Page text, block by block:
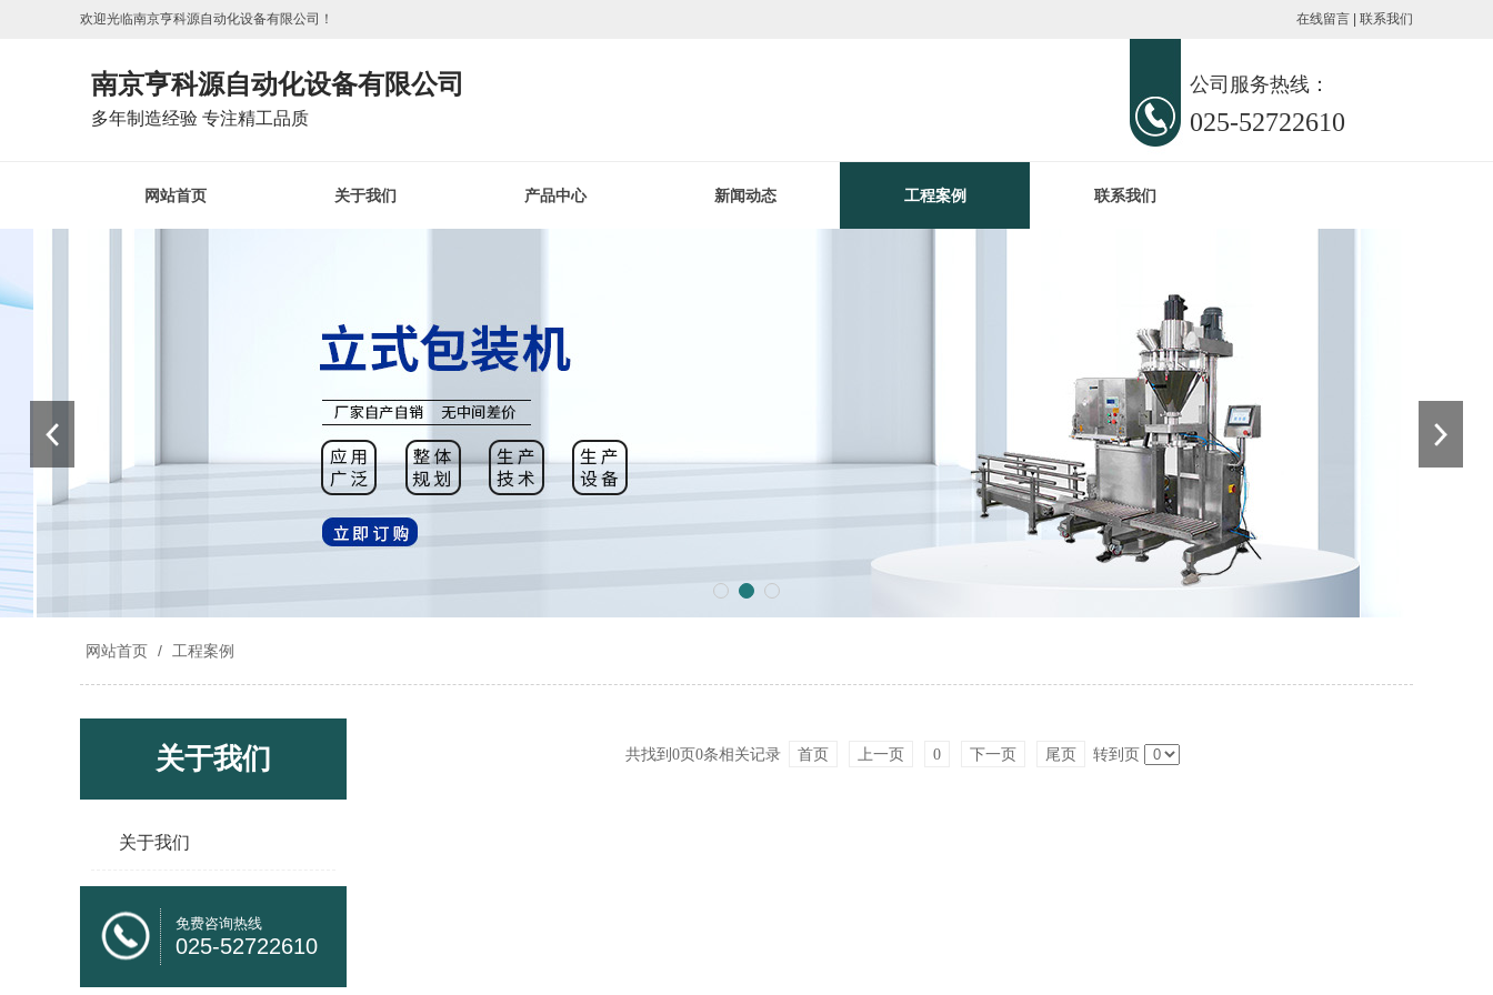
欢迎光临南京亨科源自动化设备有限公司！ 在线留言 联系我们
南京亨科源自动化设备有限公司
多年制造经验 专注精工品质
公司服务热线：
025-52722610
网站首页 关于我们 产品中心 新闻动态 工程案例 联系我们
网站首页 / 工程案例
关于我们
关于我们
免费咨询热线
025-52722610
共找到 0页 0条相关记录 首页 上一页 0 下一页 尾页 转到页